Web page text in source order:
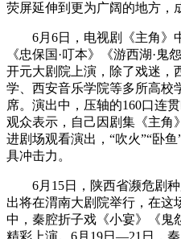
荧屏延伸到更为广阔的地方，
6月6日，电视剧《主角》
《忠保国·叮本》《游西湖·鬼
开元大剧院上演，除了戏迷，
学、西安音乐学院等多所高校
席。演出中，压轴的160口连
观众表示，自己因剧集《主角
进剧场观看演出，“吹火”“卧
具冲击力。
6月15日，陕西省濒危剧种
出将在渭南大剧院举行，在这
中，秦腔折子戏《小宴》《鬼